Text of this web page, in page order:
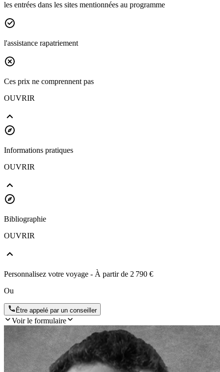
les entrées dans les sites mentionnées au programme
l'assistance rapatriement
Ces prix ne comprennent pas
OUVRIR
Informations pratiques
OUVRIR
Bibliographie
OUVRIR
Personnalisez votre voyage - À partir de 2 790 €
Ou
Être appelé par un conseiller
Voir le formulaire